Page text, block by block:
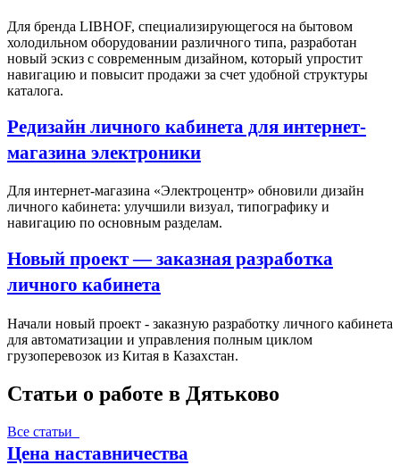
Для бренда LIBHOF, специализирующегося на бытовом
холодильном оборудовании различного типа, разработан
новый эскиз с современным дизайном, который упростит
навигацию и повысит продажи за счет удобной структуры
каталога.
Редизайн личного кабинета для интернет-
магазина электроники
Для интернет-магазина «Электроцентр» обновили дизайн
личного кабинета: улучшили визуал, типографику и
навигацию по основным разделам.
Новый проект — заказная разработка
личного кабинета
Начали новый проект - заказную разработку личного кабинета
для автоматизации и управления полным циклом
грузоперевозок из Китая в Казахстан.
Статьи о работе в Дятьково
Все статьи
Цена наставничества